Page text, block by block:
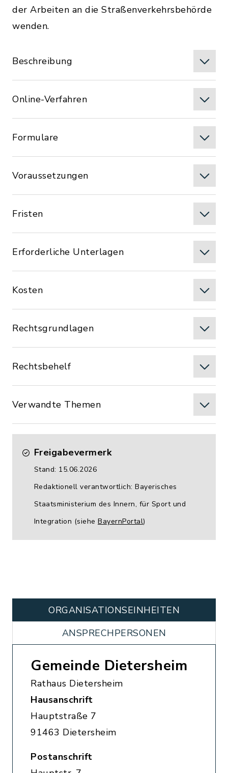
der Arbeiten an die Straßenverkehrsbehörde
wenden.
Beschreibung
Online-Verfahren
Formulare
Voraussetzungen
Fristen
Erforderliche Unterlagen
Kosten
Rechtsgrundlagen
Rechtsbehelf
Verwandte Themen
Freigabevermerk
Stand: 15.06.2026
Redaktionell verantwortlich: Bayerisches
Staatsministerium des Innern, für Sport und
Integration (siehe BayernPortal)
ORGANISATIONS­EINHEITEN
ANSPRECHPERSONEN
Gemeinde Dietersheim
Rathaus Dietersheim
Hausanschrift
Hauptstraße 7
91463 Dietersheim
Postanschrift